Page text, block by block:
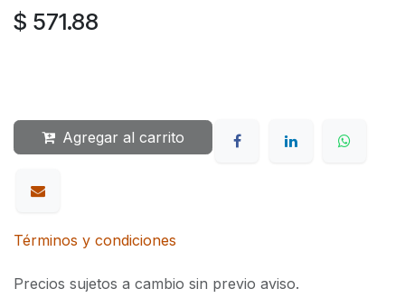
$ 571.88
Agregar al carrito
Términos y condiciones
Precios sujetos a cambio sin previo aviso.